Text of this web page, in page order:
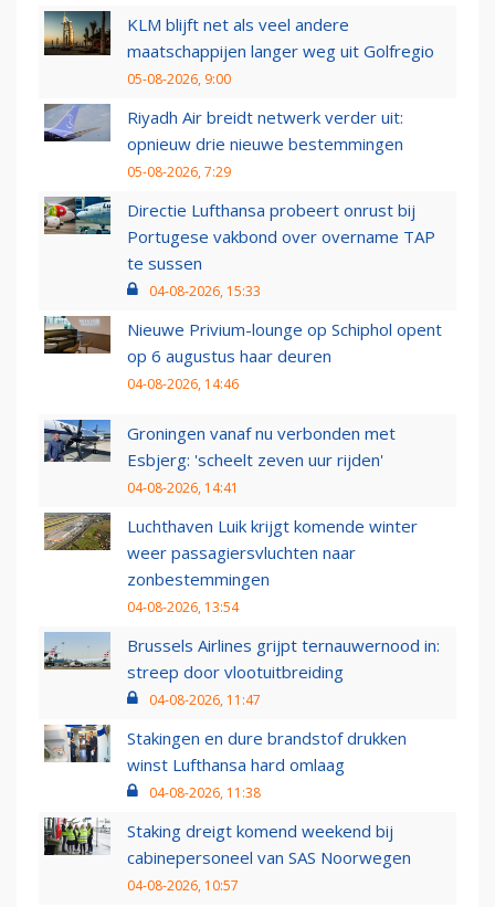
KLM blijft net als veel andere
maatschappijen langer weg uit Golfregio
05-08-2026, 9:00
Riyadh Air breidt netwerk verder uit:
opnieuw drie nieuwe bestemmingen
05-08-2026, 7:29
Directie Lufthansa probeert onrust bij
Portugese vakbond over overname TAP
te sussen
04-08-2026, 15:33
Nieuwe Privium-lounge op Schiphol opent
op 6 augustus haar deuren
04-08-2026, 14:46
Groningen vanaf nu verbonden met
Esbjerg: 'scheelt zeven uur rijden'
04-08-2026, 14:41
Luchthaven Luik krijgt komende winter
weer passagiersvluchten naar
zonbestemmingen
04-08-2026, 13:54
Brussels Airlines grijpt ternauwernood in:
streep door vlootuitbreiding
04-08-2026, 11:47
Stakingen en dure brandstof drukken
winst Lufthansa hard omlaag
04-08-2026, 11:38
Staking dreigt komend weekend bij
cabinepersoneel van SAS Noorwegen
04-08-2026, 10:57